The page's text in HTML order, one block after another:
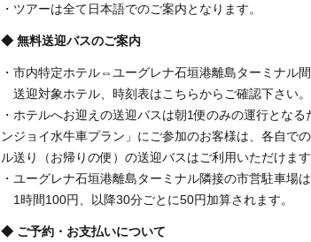
・ツアーは全て日本語でのご案内となります。
◆ 無料送迎バスのご案内
・市内特定ホテル⇔ユーグレナ石垣港離島ターミナル
送迎対象ホテル、時刻表はこちらからご確認下さい
・ホテルへお迎えの送迎バスは朝1便のみの運行とな
ンジョイ水牛車プラン」にご参加のお客様は、各自で
ル送り（お帰りの便）の送迎バスはご利用いただけます
・ユーグレナ石垣港離島ターミナル隣接の市営駐車場
1時間100円、以降30分ごとに50円加算されます。
◆ ご予約・お支払いについて